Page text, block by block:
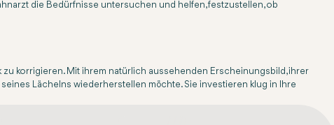
die Bedürfnisse untersuchen und helfen, festzustellen, ob
korrigieren. Mit ihrem natürlich aussehenden Erscheinungsbild, ihrer
Lächelns wiederherstellen möchte. Sie investieren klug in Ihre